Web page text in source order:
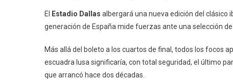
El Estadio Dallas albergará una nueva edición del clásico
generación de España mide fuerzas ante una selección
Más allá del boleto a los cuartos de final, todos los focos
escuadra lusa significaría, con total seguridad, el último
que arrancó hace dos décadas.